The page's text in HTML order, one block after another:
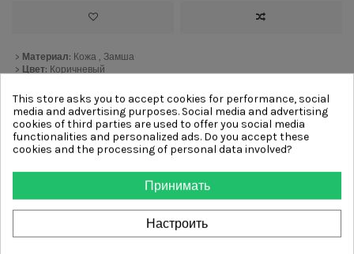
> Материал: Кожа , Замша
> Цвет: Коричневый
>Подкладка:Кожа
>Подошва: Резиновый
Other products from same
-28,00 €
This store asks you to accept cookies for performance, social
media and advertising purposes. Social media and advertising
cookies of third parties are used to offer you social media
functionalities and personalized ads. Do you accept these
cookies and the processing of personal data involved?
Принимать
Настроить